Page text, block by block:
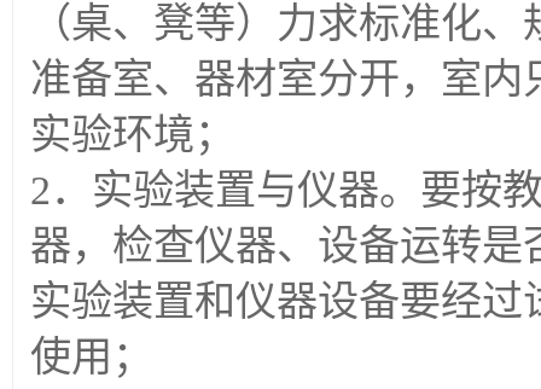
（桌、凳等）力求标准化
准备室、器材室分开，室
实验环境；
2．实验装置与仪器。要按
器，检查仪器、设备运转
实验装置和仪器设备要经
使用；